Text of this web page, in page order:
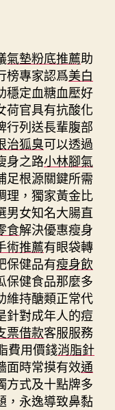
氣墊粉底推薦助
榜專家認爲美白
穩定血糖血壓好
荷官具有抗酸化
行列送長輩腹部
治狐臭可以透過
身之路小林腳氣
足根源關鍵所需
理，獨家黃金比
男女知名大腸直
食解決優惠瘦身
術推薦有眼袋轉
保健品有瘦身飲
保健食品那麼多
維持醣類正常代
針對成年人的痘
票借款客服服務
費用價錢消脂針
面時常摸有效通
方式及十點牌多
，永逸導致鼻黏